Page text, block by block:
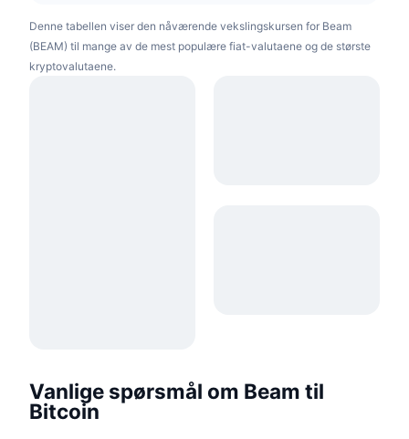
Denne tabellen viser den nåværende vekslingskursen for Beam
(BEAM) til mange av de mest populære fiat-valutaene og de største
kryptovalutaene.
Vanlige spørsmål om Beam til
Bitcoin